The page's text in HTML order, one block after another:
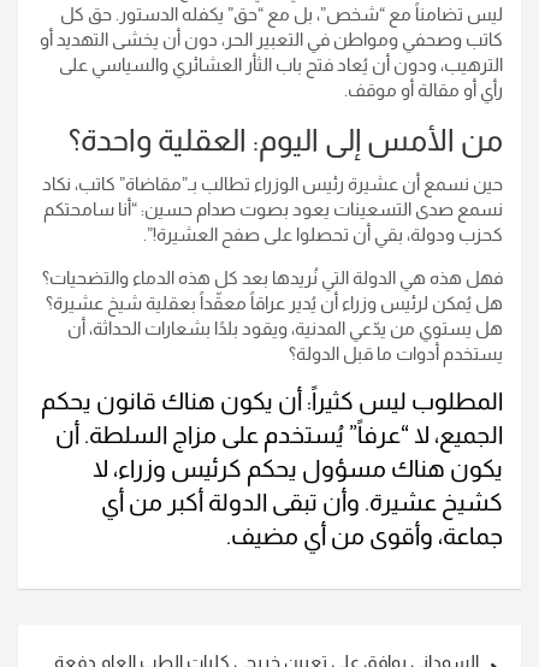
ليس تضامناً مع “شخص”، بل مع “حق” يكفله الدستور. حق كل
كاتب وصحفي ومواطن في التعبير الحر، دون أن يخشى التهديد أو
الترهيب، ودون أن يُعاد فتح باب الثأر العشائري والسياسي على
رأي أو مقالة أو موقف.
من الأمس إلى اليوم: العقلية واحدة؟
حين نسمع أن عشيرة رئيس الوزراء تطالب بـ”مقاضاة” كاتب، نكاد
نسمع صدى التسعينات يعود بصوت صدام حسين: “أنا سامحتكم
كحزب ودولة، بقي أن تحصلوا على صفح العشيرة!”.
فهل هذه هي الدولة التي نُريدها بعد كل هذه الدماء والتضحيات؟
هل يُمكن لرئيس وزراء أن يُدير عراقاً معقّداً بعقلية شيخ عشيرة؟
هل يستوي من يدّعي المدنية، ويقود بلدًا بشعارات الحداثة، أن
يستخدم أدوات ما قبل الدولة؟
المطلوب ليس كثيراً: أن يكون هناك قانون يحكم
الجميع، لا “عرفاً” يُستخدم على مزاج السلطة. أن
يكون هناك مسؤول يحكم كرئيس وزراء، لا
كشيخ عشيرة. وأن تبقى الدولة أكبر من أي
جماعة، وأقوى من أي مضيف.
السوداني يوافق على تعيين خريجي كليات الطب العام دفعة